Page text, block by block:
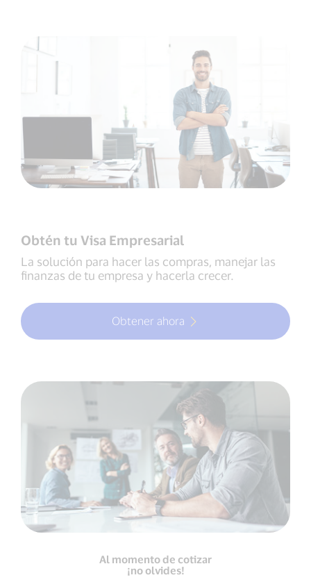
Obtén tu Visa Empresarial
La solución para hacer las compras, manejar las
finanzas de tu empresa y hacerla crecer.
Obtener ahora
Al momento de cotizar
¡no olvides!